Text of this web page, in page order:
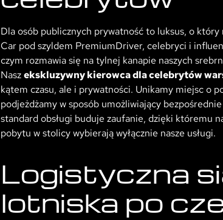
Dla osób publicznych prywatność to luksus, o
Car pod szyldem PremiumDriver, celebryci i
czym rozmawia się na tylnej kanapie naszych
Naszekskluzywny kierowca dla celebrytów
kątem czasu, ale i prywatności. Unikamy miejsc o
podjeżdżamy w sposób umożliwiający
standard obsługi buduje zaufanie, dzięki któremu
pobytu w stolicy wybierają wyłącznie nasze usługi.
Logistyczna
lotniska po